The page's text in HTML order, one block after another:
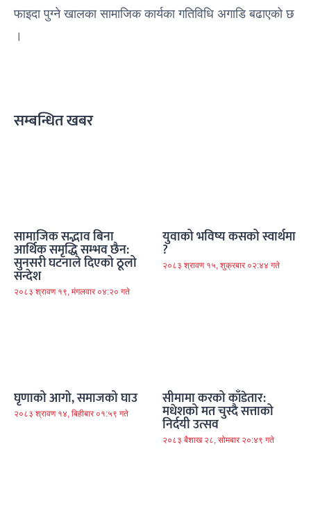
फाइदा पुग्ने खालका सामाजिक कार्यका गतिविधि अगाडि बढाएको छ
।
सम्बन्धित खबर
सामाजिक सद्भाव बिना
आर्थिक समृद्धि सम्भव छैन:
सुनसरी घटनाले दिएको ठूलो
सन्देश
२०८३ श्रावण १९, मंगलवार ०४:२० गते
युवाको भविष्य कसको स्वार्थमा
?
२०८३ श्रावण १५, शुक्रबार ०२:४४ गते
घृणाको आगो, समाजको घाउ
२०८३ श्रावण १४, बिहीबार ०१:५९ गते
सीमामा करको काँडेतार:
मधेशको मत चुस्दै सत्ताको
निर्दयी उत्सव
२०८३ बैशाख २८, सोमबार २०:४९ गते